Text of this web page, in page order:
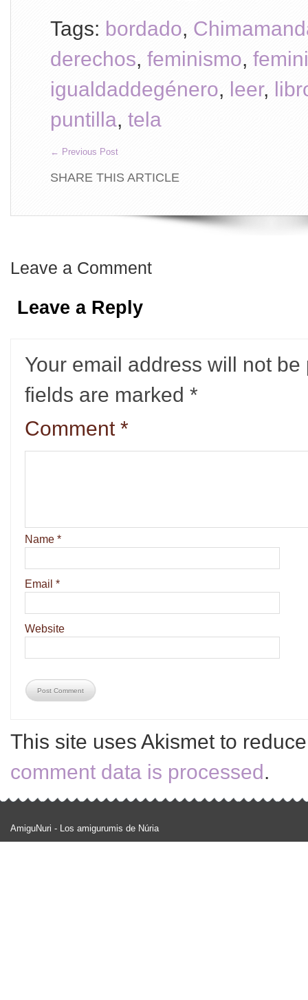
Tags: bordado,
derechos, feminismo,
igualdaddegénero, leer,
puntilla, tela
← Previous Post
SHARE THIS ARTICLE
Leave a Comment
Leave a Reply
Your email address will not be
fields are marked *
Comment *
Name *
Email *
Website
This site uses Akismet to
comment data is processed.
AmiguNuri - Los amigurumis de Núria